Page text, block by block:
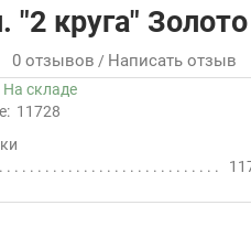
"2 круга"
0 отзывов / Написать отзыв
На складе
11728